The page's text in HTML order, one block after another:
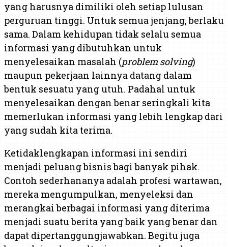
yang harusnya dimiliki oleh setiap lulusan
perguruan tinggi. Untuk semua jenjang, berlaku
sama. Dalam kehidupan tidak selalu semua
informasi yang dibutuhkan untuk
menyelesaikan masalah (problem solving)
maupun pekerjaan lainnya datang dalam
bentuk sesuatu yang utuh. Padahal untuk
menyelesaikan dengan benar seringkali kita
memerlukan informasi yang lebih lengkap dari
yang sudah kita terima.
Ketidaklengkapan informasi ini sendiri
menjadi peluang bisnis bagi banyak pihak.
Contoh sederhananya adalah profesi wartawan,
mereka mengumpulkan, menyeleksi dan
merangkai berbagai informasi yang diterima
menjadi suatu berita yang baik yang benar dan
dapat dipertanggungjawabkan. Begitu juga